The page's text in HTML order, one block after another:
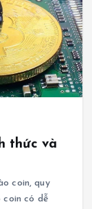
thức và
coin, quy
có dễ